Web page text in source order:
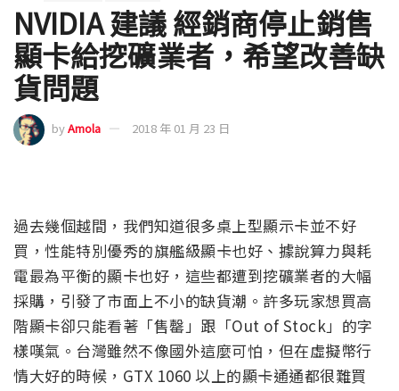
NVIDIA 建議 經銷商停止銷售
顯卡給挖礦業者，希望改善缺
貨問題
byAmola 2018 年 01 月 23 日
過去幾個越間，我們知道很多桌上型顯示卡並不好
買，性能特別優秀的旗艦級顯卡也好、據說算力與耗
電最為平衡的顯卡也好，這些都遭到挖礦業者的大幅
採購，引發了市面上不小的缺貨潮。許多玩家想買高
階顯卡卻只能看著「售罄」跟「Out of Stock」的字
樣嘆氣。台灣雖然不像國外這麼可怕，但在虛擬幣行
情大好的時候，GTX 1060 以上的顯卡通通都很難買